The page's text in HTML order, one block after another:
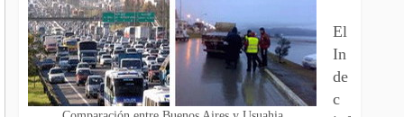
El
In
de
c